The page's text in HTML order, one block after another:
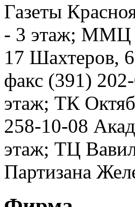
Газеты
- 3 этаж; ММЦ
17 Шахтеров,
факс (391)
этаж; ТК
258-10-08
этаж; ТЦ
Партизана